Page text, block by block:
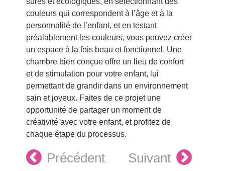
couleurs qui correspondent à l’âge et à la
personnalité de l’enfant, et en testant
préalablement les couleurs, vous pouvez créer
un espace à la fois beau et fonctionnel. Une
chambre bien conçue offre un lieu de confort
et de stimulation pour votre enfant, lui
permettant de grandir dans un environnement
sain et joyeux. Faites de ce projet une
opportunité de partager un moment de
créativité avec votre enfant, et profitez de
chaque étape du processus.
Précédent Suivant